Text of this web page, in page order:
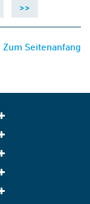
>>
Zum Seitenanfang